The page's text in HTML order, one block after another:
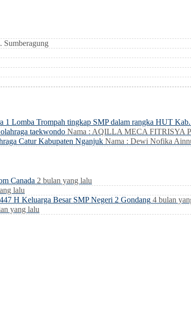
Sumberagung
1 Lomba Trompah tingkap SMP dalam rangka HUT
Nama : AQILLA MECA FITRISYA
Nama : Dewi Nofika
Canada 2 bulan yang lalu
lalu
H Keluarga Besar SMP Negeri 2 Gondang 4 bulan
yang lalu